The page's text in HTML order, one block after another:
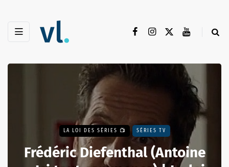
LA LOI DES SÉRIES 📺 SÉRIES TV
Frédéric Diefenthal (Antoine